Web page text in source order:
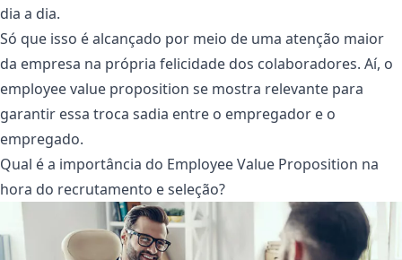
dia a dia.
Só que isso é alcançado por meio de uma atenção maior
da empresa na própria felicidade dos colaboradores. Aí, o
employee value proposition se mostra relevante para
garantir essa troca sadia entre o empregador e o
empregado.
Qual é a importância do Employee Value Proposition na
hora do recrutamento e seleção?